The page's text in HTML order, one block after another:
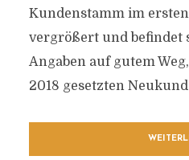
Kundenstamm im
vergrößert und befindet
Angaben auf gutem
2018 gesetzten